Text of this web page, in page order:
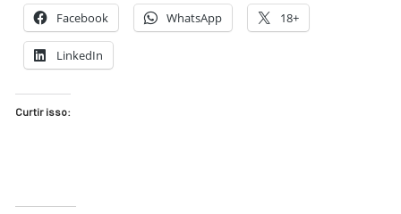
Facebook WhatsApp 18+
LinkedIn
Curtir isso: